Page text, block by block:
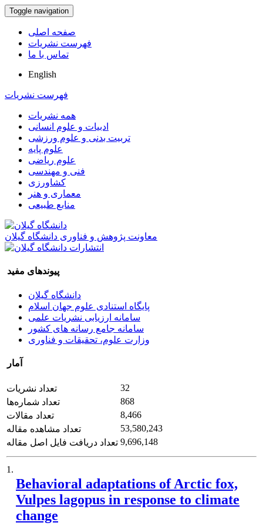
Toggle navigation
صفحه اصلی
فهرست نشریات
تماس با ما
English
فهرست نشریات
همه نشریات
ادبیات و علوم انسانی
تربیت بدنی و علوم ورزشی
علوم پایه
علوم ریاضی
فنی و مهندسی
کشاورزی
معماری و هنر
منابع طبیعی
معاونت پژوهش و فناوری دانشگاه گیلان
پیوندهای مفید
دانشگاه گیلان
پایگاه استنادی علوم جهان اسلام
سامانه ارزیابی نشریات علمی
سامانه جامع رسانه های کشور
وزارت علوم، تحقیقات و فناوری
آمار
تعداد نشریات
32
تعداد شماره‌ها
868
تعداد مقالات
8,466
تعداد مشاهده مقاله
53,580,243
تعداد دریافت فایل اصل مقاله 9,696,148
1.
Behavioral adaptations of Arctic fox,
Vulpes lagopus in response to climate
change